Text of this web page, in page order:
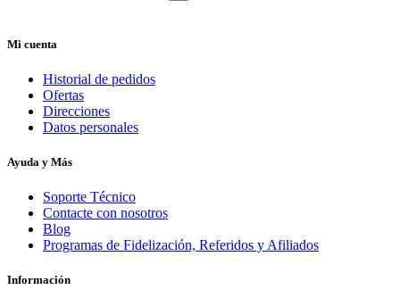
Mi cuenta
Historial de pedidos
Ofertas
Direcciones
Datos personales
Ayuda y Más
Soporte Técnico
Contacte con nosotros
Blog
Programas de Fidelización, Referidos y Afiliados
Información